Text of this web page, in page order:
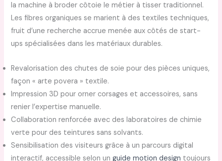
la machine à broder côtoie le métier à tisser traditionnel.
Les fibres organiques se marient à des textiles techniques,
fruit d’une recherche accrue menée aux côtés de start-
ups spécialisées dans les matériaux durables.
Revalorisation des chutes de soie pour des pièces uniques,
façon « arte povera » textile.
Impression 3D pour orner corsages et accessoires, sans
renier l’expertise manuelle.
Collaboration renforcée avec des laboratoires de chimie
verte pour des teintures sans solvants.
Sensibilisation des visiteurs grâce à un parcours digital
interactif, accessible selon unguide motion design toujours